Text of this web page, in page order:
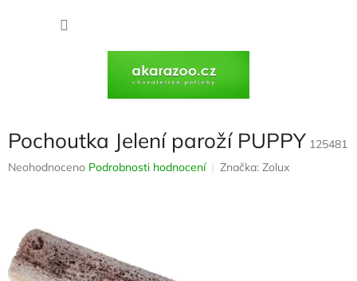
Pochoutka Jelení paroží PUPPY 125481
Průměrné
5
hvězdiček.
Neohodnoceno Podrobnosti hodnocení Značka: Zolux